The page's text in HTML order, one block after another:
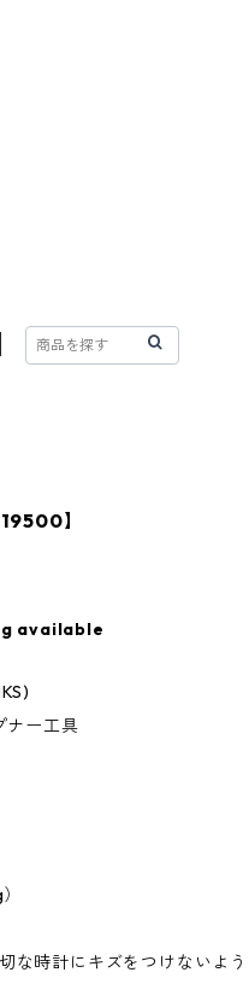
】
available
ナー工具
な時計にキズをつけないよ